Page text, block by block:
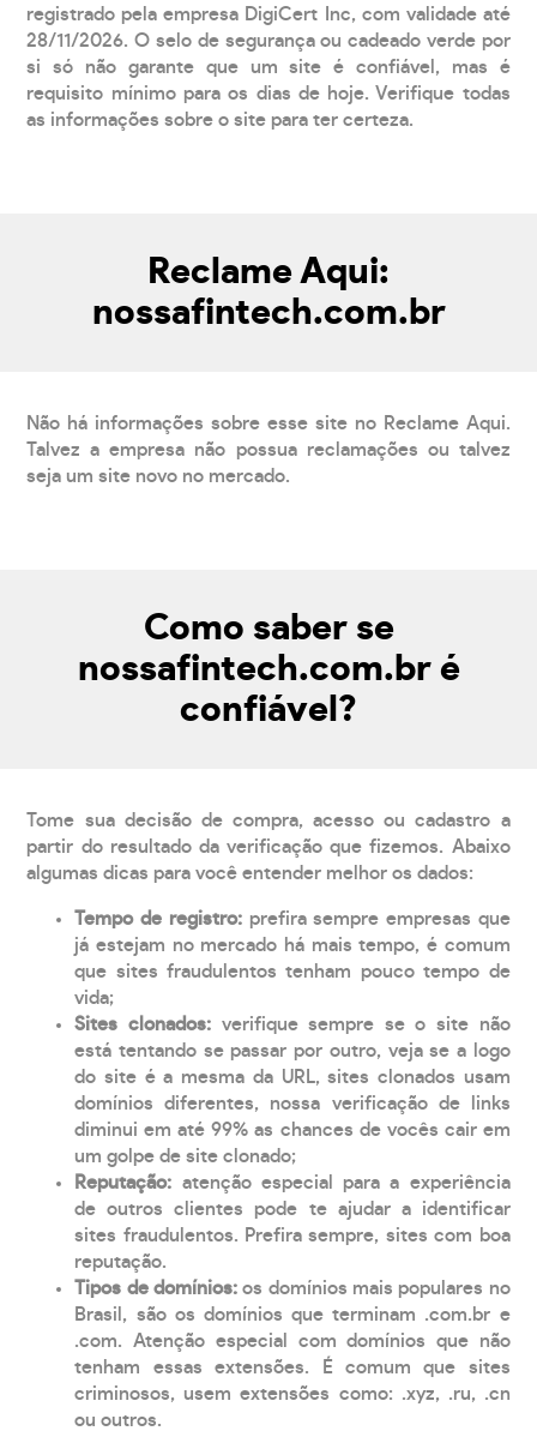
registrado pela empresa DigiCert Inc, com validade até
28/11/2026. O selo de segurança ou cadeado verde por
si só não garante que um site é confiável, mas é
requisito mínimo para os dias de hoje. Verifique todas
as informações sobre o site para ter certeza.
Reclame Aqui:
nossafintech.com.br
Não há informações sobre esse site no Reclame Aqui.
Talvez a empresa não possua reclamações ou talvez
seja um site novo no mercado.
Como saber se
nossafintech.com.br é
confiável?
Tome sua decisão de compra, acesso ou cadastro a
partir do resultado da verificação que fizemos. Abaixo
algumas dicas para você entender melhor os dados:
Tempo de registro: prefira sempre empresas que
já estejam no mercado há mais tempo, é comum
que sites fraudulentos tenham pouco tempo de
vida;
Sites clonados: verifique sempre se o site não
está tentando se passar por outro, veja se a logo
do site é a mesma da URL, sites clonados usam
domínios diferentes, nossa verificação de links
diminui em até 99% as chances de vocês cair em
um golpe de site clonado;
Reputação: atenção especial para a experiência
de outros clientes pode te ajudar a identificar
sites fraudulentos. Prefira sempre, sites com boa
reputação.
Tipos de domínios:os domínios mais populares no
Brasil, são os domínios que terminam .com.br e
.com. Atenção especial com domínios que não
tenham essas extensões. É comum que sites
criminosos, usem extensões como: .xyz, .ru, .cn
ou outros.